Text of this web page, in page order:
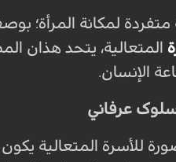
متفردة لمكانة المرأة؛
المتعالية، يتحد هذان
الإنسان.
عرفاني
للأسرة المتعالية